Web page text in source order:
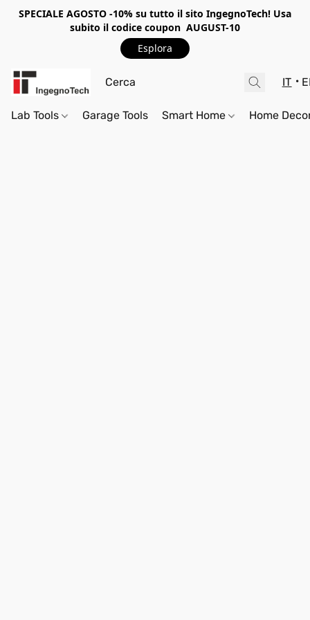
SPECIALE AGOSTO -10% su tutto il sito IngegnoTech! Usa
subito il codice coupon AUGUST-10
Esplora
IT
Lab Tools Garage Tools Smart Home Home